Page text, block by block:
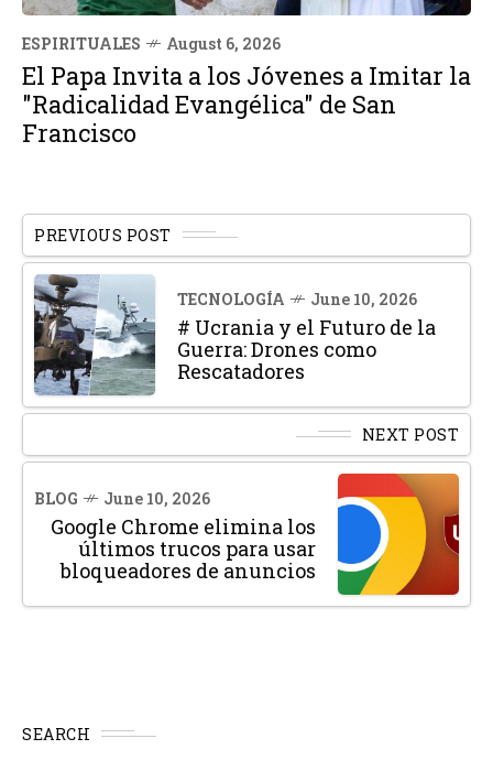
ESPIRITUALES August 6, 2026
El Papa Invita a los Jóvenes a Imitar la
"Radicalidad Evangélica" de San
Francisco
PREVIOUS POST
TECNOLOGÍA June 10, 2026
# Ucrania y el Futuro de la
Guerra: Drones como
Rescatadores
NEXT POST
BLOG June 10, 2026
Google Chrome elimina los
últimos trucos para usar
bloqueadores de anuncios
SEARCH